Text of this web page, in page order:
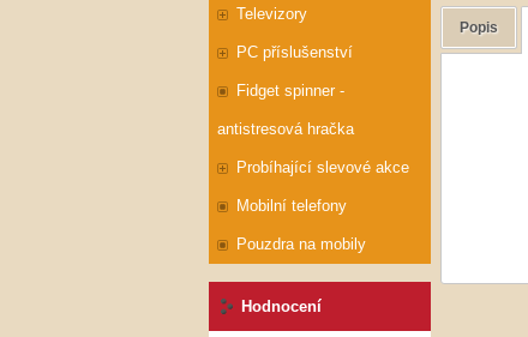
Televizory
PC příslušenství
Fidget spinner -
antistresová hračka
Probíhající slevové akce
Mobilní telefony
Pouzdra na mobily
Hodnocení
Popis